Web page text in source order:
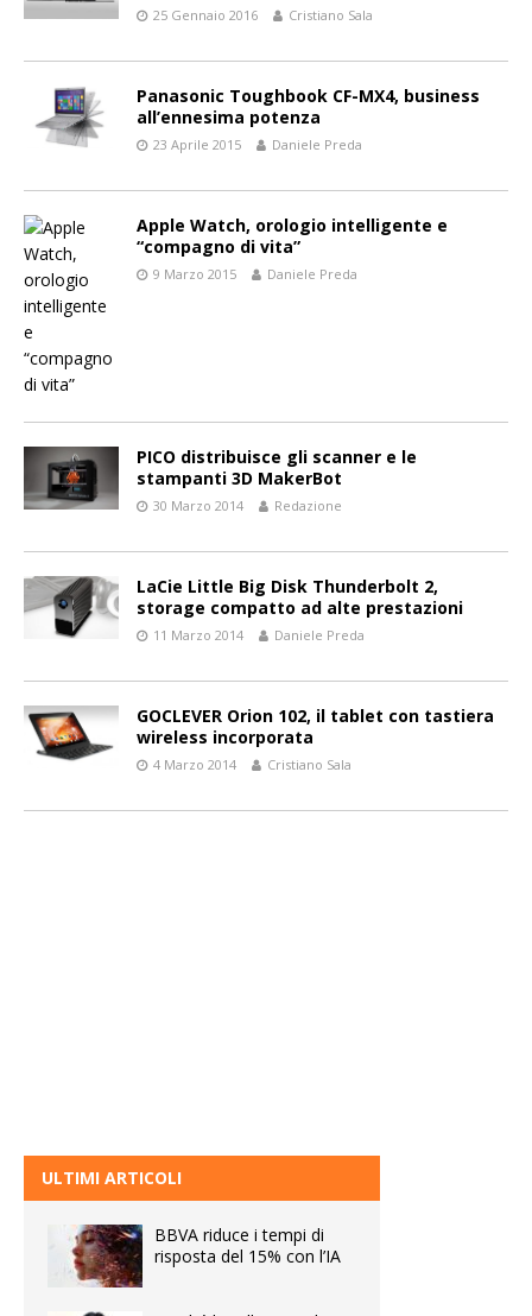
25 Gennaio 2016 Cristiano Sala
Panasonic Toughbook CF-MX4, business
all’ennesima potenza
23 Aprile 2015 Daniele Preda
Apple Watch, orologio intelligente e
“compagno di vita”
9 Marzo 2015 Daniele Preda
PICO distribuisce gli scanner e le
stampanti 3D MakerBot
30 Marzo 2014 Redazione
LaCie Little Big Disk Thunderbolt 2,
storage compatto ad alte prestazioni
11 Marzo 2014 Daniele Preda
GOCLEVER Orion 102, il tablet con tastiera
wireless incorporata
4 Marzo 2014 Cristiano Sala
ULTIMI ARTICOLI
BBVA riduce i tempi di
risposta del 15% con l’IA